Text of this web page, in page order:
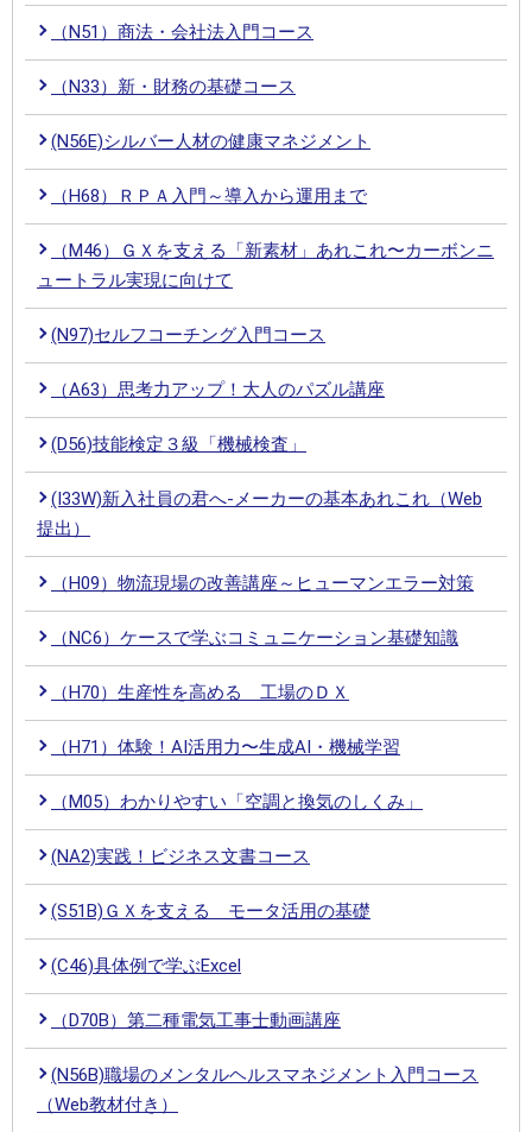
（N51）商法・会社法入門コース
（N33）新・財務の基礎コース
(N56E)シルバー人材の健康マネジメント
（H68）ＲＰＡ入門～導入から運用まで
（M46）ＧＸを支える「新素材」あれこれ〜カーボンニ
ュートラル実現に向けて
(N97)セルフコーチング入門コース
（A63）思考力アップ！大人のパズル講座
(D56)技能検定３級「機械検査」
(I33W)新入社員の君へ-メーカーの基本あれこれ（Web
提出）
（H09）物流現場の改善講座～ヒューマンエラー対策
（NC6）ケースで学ぶコミュニケーション基礎知識
（H70）生産性を高める 工場のＤＸ
（H71）体験！AI活用力〜生成AI・機械学習
（M05）わかりやすい「空調と換気のしくみ」
(NA2)実践！ビジネス文書コース
(S51B)ＧＸを支える モータ活用の基礎
(C46)具体例で学ぶExcel
（D70B）第二種電気工事士動画講座
(N56B)職場のメンタルヘルスマネジメント入門コース
（Web教材付き）